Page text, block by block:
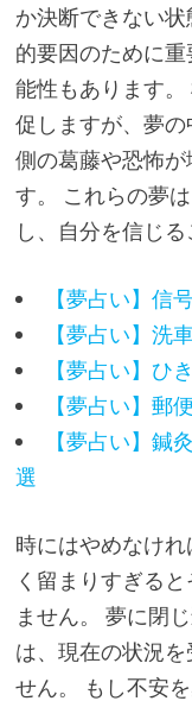
か決断できない
的要因のために
能性もあります
促しますが、夢
側の葛藤や恐怖
す。 これらの夢
し、自分を信じる
【夢占い】信
【夢占い】洗
【夢占い】ひ
【夢占い】郵
【夢占い】鍼
選
時にはやめなけ
く留まりすぎる
ません。 夢に閉
は、現在の状況
せん。 もし不安